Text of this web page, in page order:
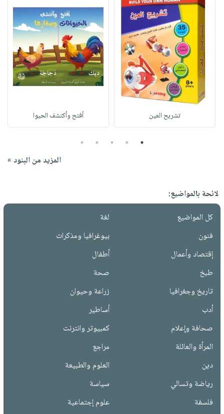
تشريح العين أفتح وأكتشف الحيوا
1
2
3
4
5
المزيد من البنود »
لائحة بالمواضيع:
كل المواضيع
لغة
فنون
بيوغرافيا ومذكرات
إقتصاد وأعمال
أطفال
طبخ
صحة
تاريخ وجغرافيا
زراعة وحيوان
أدب
أساطير
صحافة وإعلام
كمبيوتر وانترنت
المرأة والعائلة
مراجع
دين
العلوم والطبيعة
رياضة وتسالي
سياسة
فلسفة
علوم إجتماعية